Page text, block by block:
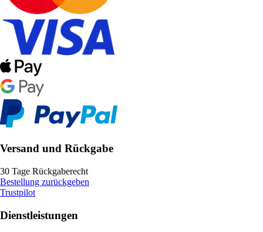
Versand und Rückgabe
30 Tage Rückgaberecht
Bestellung zurückgeben
Trustpilot
Dienstleistungen